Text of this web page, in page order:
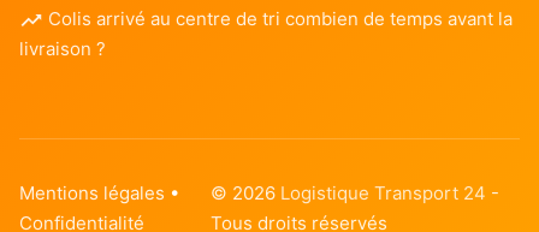
Colis arrivé au centre de tri combien de temps avant la
livraison ?
Mentions légales •
Confidentialité
© 2026 Logistique Transport 24 -
Tous droits réservés